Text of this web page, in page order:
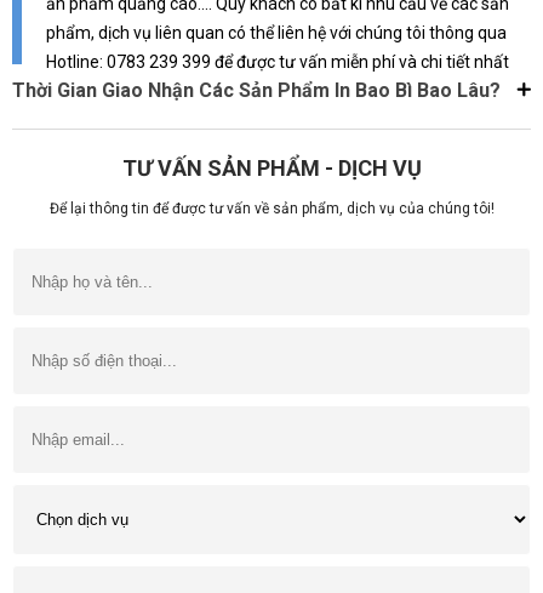
phẩm, dịch vụ liên quan có thể liên hệ với chúng tôi thông qua
Hotline: 0783 239 399 để được tư vấn miễn phí và chi tiết nhất
Thời Gian Giao Nhận Các Sản Phẩm In Bao Bì Bao Lâu?
TƯ VẤN SẢN PHẨM - DỊCH VỤ
Để lại thông tin để được tư vấn về sản phẩm, dịch vụ của chúng tôi!